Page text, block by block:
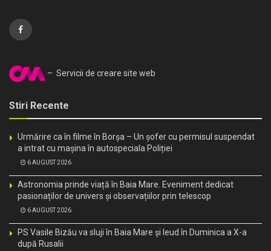
– Servicii de creare site web
Stiri Recente
Urmărire ca în filme în Borșa – Un șofer cu permisul suspendat
a intrat cu mașina în autospeciala Poliției
6 AUGUST 2026
Astronomia prinde viață în Baia Mare. Eveniment dedicat
pasionaților de univers și observațiilor prin telescop
6 AUGUST 2026
PS Vasile Bizău va sluji în Baia Mare și Ieud în Duminica a X-a
după Rusalii